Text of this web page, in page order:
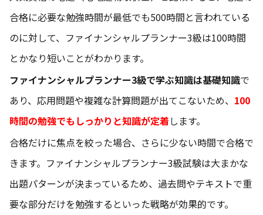
合格に必要な勉強時間が最低でも500時間と言われている
のに対して、ファイナンシャルプランナー3級は100時間
とかなり短いことがわかります。
ファイナンシャルプランナー3級で学ぶ知識は基礎知識で
あり、応用問題や複雑な計算問題が出てこないため、 100
時間の勉強でもしっかりと知識が定着します。
合格だけに焦点を絞った場合、さらに少ない時間で合格で
きます。ファイナンシャルプランナー3級試験は大まかな
出題パターンが決まっているため、過去問やテキストで重
要な部分だけを勉強するといった戦略が効果的です。